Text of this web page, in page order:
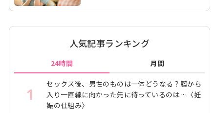
人気記事ランキング
24時間 月間
1
セックス後、男性のものは一体どうなる？腟から
入り一直線に向かった先に待っているのは…〈妊
娠の仕組み〉